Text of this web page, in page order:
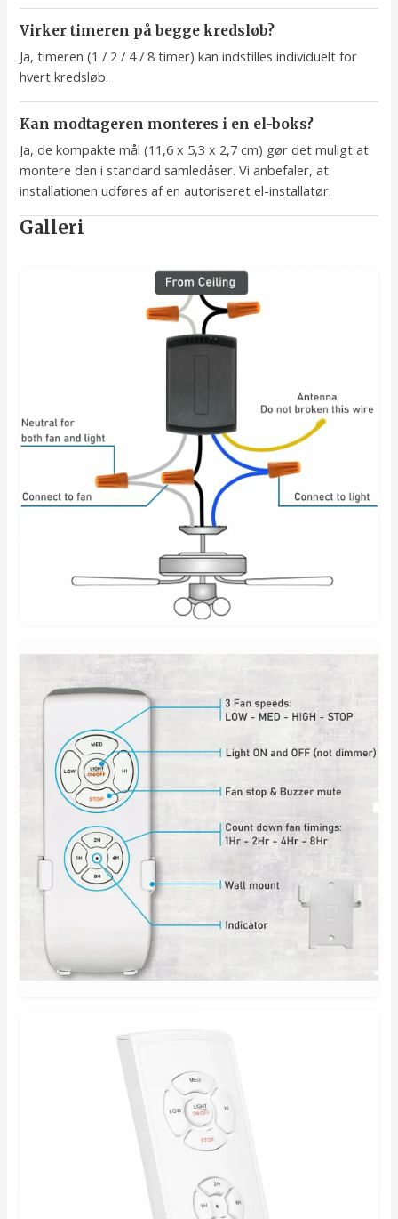
Virker timeren på begge kredsløb?
Ja, timeren (1 / 2 / 4 / 8 timer) kan indstilles individuelt for
hvert kredsløb.
Kan modtageren monteres i en el-boks?
Ja, de kompakte mål (11,6 x 5,3 x 2,7 cm) gør det muligt at
montere den i standard samledåser. Vi anbefaler, at
installationen udføres af en autoriseret el-installatør.
Galleri